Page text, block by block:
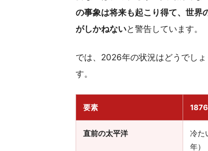
の事象は将来も起こり得て、世界
がしかねないと警告しています。
では、2026年の状況はどうでし
す。
要素
直前の太平洋
冷た
年）